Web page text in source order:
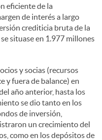
eficiente de la
de interés a largo
crediticia bruta de la
situase en 1.977 millones
y socias (recursos
y fuera de balance) en
año anterior, hasta los
se dio tanto en los
de inversión,
un crecimiento del
como en los depósitos de